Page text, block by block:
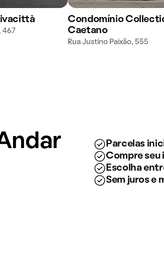
467
Condomínio
Caetano
Rua Justino Paixão, 555
Parcelas
Compre seu
Escolha
Sem juros e